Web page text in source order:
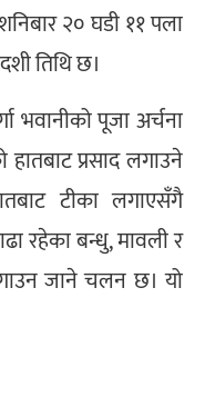
२० घडी ११ पला
तिथि छ।
भवानीको पूजा अर्चना
प्रसाद लगाउने
टीका लगाएसँगै
रहेका बन्धु, मावली र
जाने चलन छ। यो